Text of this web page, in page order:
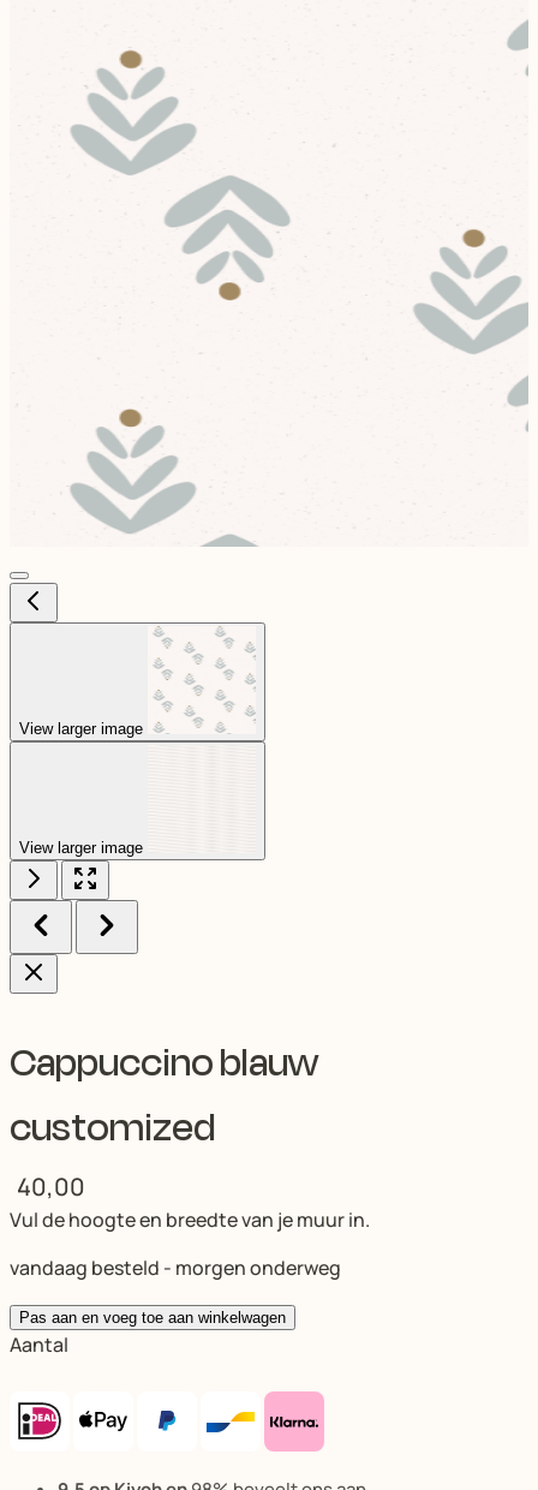
View larger image
View larger image
Cappuccino blauw
customized
40,00
Vul de hoogte en breedte van je muur in.
vandaag besteld - morgen onderweg
Pas aan en voeg toe aan winkelwagen
Aantal